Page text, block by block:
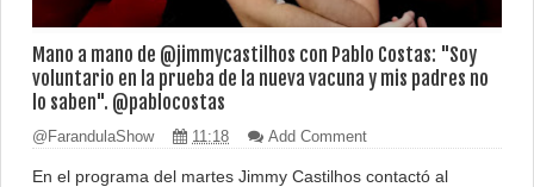
Mano a mano de @jimmycastilhos con Pablo Costas: "Soy
voluntario en la prueba de la nueva vacuna y mis padres no
lo saben". @pablocostas
@FarandulaShow 11:18 Add Comment
En el programa del martes Jimmy Castilhos contactó al